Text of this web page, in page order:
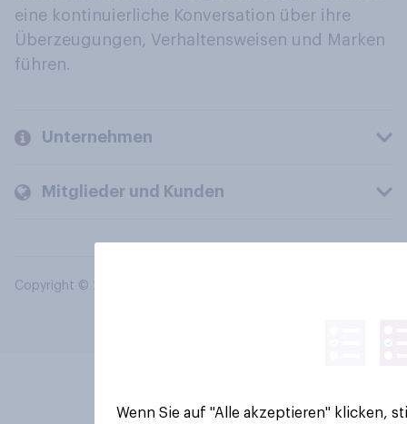
eine kontinuierliche Konversation über ihre
Überzeugungen, Verhaltensweisen und Marken
führen.
Unternehmen
Mitglieder und Kunden
Copyright © 2026 YouGov PLC. Alle Rechte vorbehalten.
Wenn Sie auf "Alle akzeptieren" klicken,